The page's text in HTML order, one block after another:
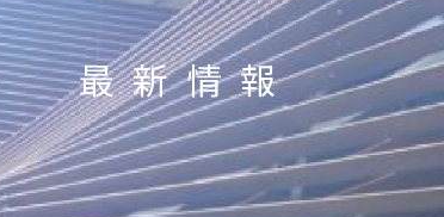
最新情報